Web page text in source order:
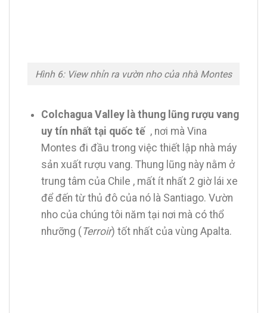
Hình 6: View nhỉn ra vườn nho của nhà Montes
Colchagua Valley là thung lũng rượu vang
uy tín nhất tại quốc tế, nơi mà Vina
Montes đi đầu trong việc thiết lập nhà máy
sản xuất rượu vang. Thung lũng này nằm ở
trung tâm của Chile , mất ít nhất 2 giờ lái xe
để đến từ thủ đô của nó là Santiago. Vườn
nho của chúng tôi năm tại nơi mà có thổ
nhưỡng ( Terroir) tốt nhất của vùng Apalta.